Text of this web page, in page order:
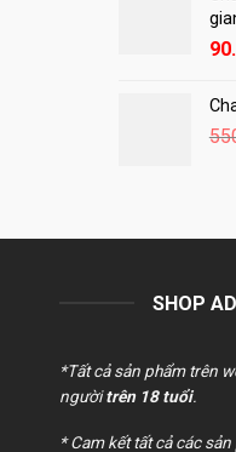
SHOP
*Tất cả sản phẩm trên
ngườitrên 18 tuổi.
* Cam kết tất cả các